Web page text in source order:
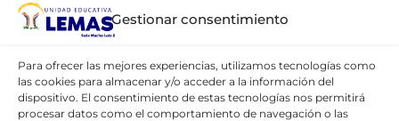
Gestionar consentimiento
Para ofrecer las mejores experiencias, utilizamos tecnologías como
las cookies para almacenar y/o acceder a la información del
dispositivo. El consentimiento de estas tecnologías nos permitirá
procesar datos como el comportamiento de navegación o las
Guayaquil Ecuador
Email:webmaster@lemas.edu.ec
Celular:099 111 1094